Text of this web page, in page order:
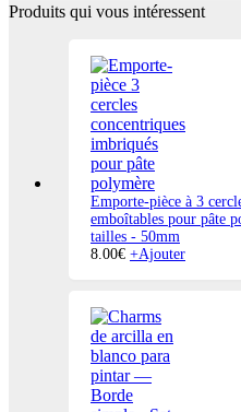
Produits qui vous intéressent
Emporte-pièce à 3
emboîtables pour pâte
tailles - 50mm
8.00€ +Ajouter